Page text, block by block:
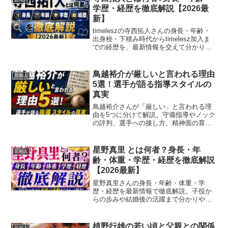
学歴・経歴を徹底解説【2026最
新】
timeleszの寺西拓人さんの身長・年齢・
出身校・下積み時代からtimelesz加入ま
での経歴を、最新情報を交えて分かりや
芸能人
鳥越裕介が厳しいと言われる理由
5選！選手が語る指導スタイルの
真実
鳥越裕介さんが「厳しい」と言われる理
由を5つに分けて解説。守備指導やノック
の評判、選手への接し方、精神面の育成
芸能人
星野真里 とは何者？身長・年
齢・体重・学歴・経歴を徹底解説
【2026最新】
星野真里さんの身長・年齢・体重・学
歴・経歴を最新情報で徹底解説。子役か
らの歩みや結婚後の活躍まで分かりやす
植野行雄の若い頃と父親との関係